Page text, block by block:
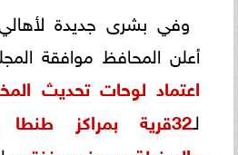
وفي بشرى جديدة
أعلن المحافظ موافقة
اعتماد لوحات تحديث
لـ32قرية بمراكز طنطا